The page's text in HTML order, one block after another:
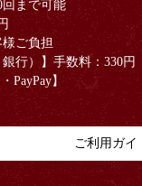
回まで可能
ご負担
行）】手数料：330円
PayPay】
ご利用ガイ